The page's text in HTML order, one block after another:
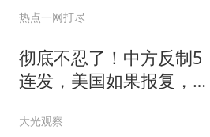
热点一网打尽
彻底不忍了！中方反制5
连发，美国如果报复，我
大光观察